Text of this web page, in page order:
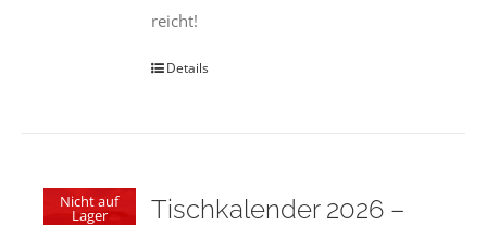
reicht!
Details
Nicht auf
Lager
Tischkalender 2026 –